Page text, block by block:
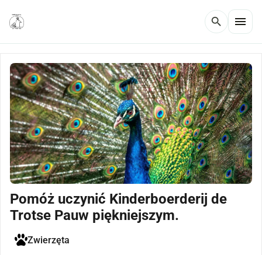
search menu
Pomóż uczynić Kinderboerderij de
Trotse Pauw piękniejszym.
Zwierzęta